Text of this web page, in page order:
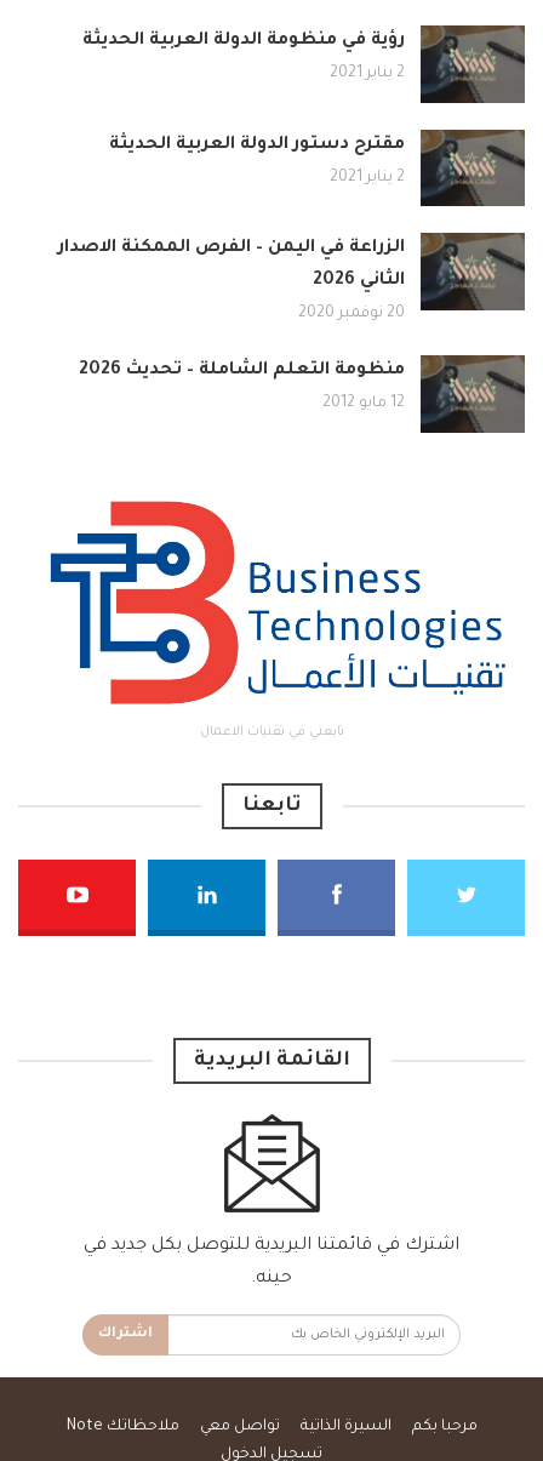
رؤية في منظومة الدولة العربية الحديثة
2 يناير 2021
مقترح دستور الدولة العربية الحديثة
2 يناير 2021
الزراعة في اليمن – الفرص الممكنة الاصدار
الثاني 2026
20 نوفمبر 2020
منظومة التعلم الشاملة – تحديث 2026
12 مايو 2012
تابعني في تقنيات الاعمال
تابعنا
القائمة البريدية
اشترك في قائمتنا البريدية للتوصل بكل جديد في
حينه.
اشتراك
مرحبا بكم السيرة الذاتية تواصل معي
ملاحظاتك Note
تسجيل الدخول